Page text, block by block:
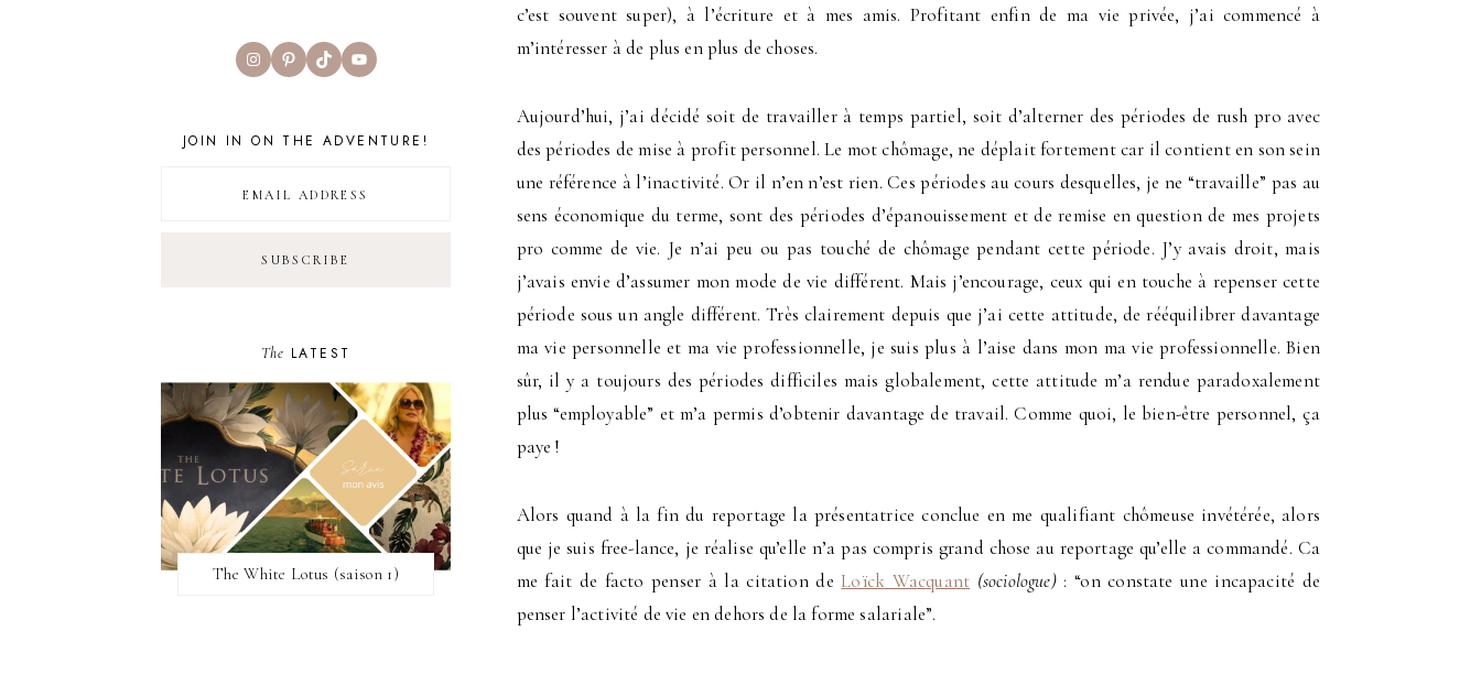
c’est souvent super), à l’écriture et à mes amis. Profitant enfin de ma vie privée, j’ai commencé à
m’intéresser à de plus en plus de choses.
Aujourd’hui, j’ai décidé soit de travailler à temps partiel, soit d’alterner des périodes de rush pro avec
des périodes de mise à profit personnel. Le mot chômage, ne déplait fortement car il contient en son sein
une référence à l’inactivité. Or il n’en n’est rien. Ces périodes au cours desquelles, je ne “travaille” pas au
sens économique du terme, sont des périodes d’épanouissement et de remise en question de mes projets
pro comme de vie. Je n’ai peu ou pas touché de chômage pendant cette période. J’y avais droit, mais
j’avais envie d’assumer mon mode de vie différent. Mais j’encourage, ceux qui en touche à repenser cette
période sous un angle différent. Très clairement depuis que j’ai cette attitude, de rééquilibrer davantage
ma vie personnelle et ma vie professionnelle, je suis plus à l’aise dans mon ma vie professionnelle. Bien
sûr, il y a toujours des périodes difficiles mais globalement, cette attitude m’a rendue paradoxalement
plus “employable” et m’a permis d’obtenir davantage de travail. Comme quoi, le bien-être personnel, ça
paye !
Alors quand à la fin du reportage la présentatrice conclue en me qualifiant chômeuse invétérée, alors
que je suis free-lance, je réalise qu’elle n’a pas compris grand chose au reportage qu’elle a commandé. Ca
me fait de facto penser à la citation de Loïck Wacquant (sociologue): “on constate une incapacité de
penser l’activité de vie en dehors de la forme salariale”.
InstagramPinterest
TikTokYouTube
JOIN IN ON THE ADVENTURE!
The LATEST
The White Lotus (saison 1)